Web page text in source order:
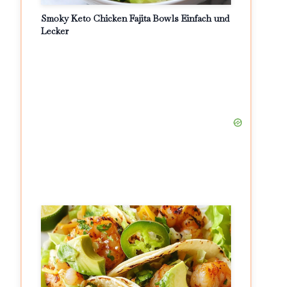
Smoky Keto Chicken Fajita Bowls Einfach und
Lecker